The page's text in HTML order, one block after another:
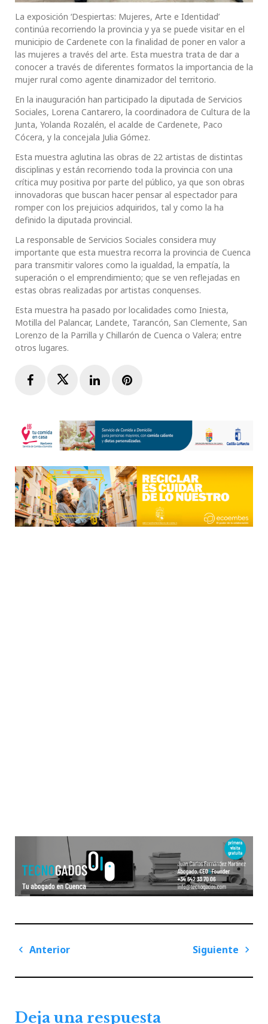
La exposición ‘Despiertas: Mujeres, Arte e Identidad’
continúa recorriendo la provincia y ya se puede visitar en el
municipio de Cardenete con la finalidad de poner en valor a
las mujeres a través del arte. Esta muestra trata de dar a
conocer a través de diferentes formatos la importancia de la
mujer rural como agente dinamizador del territorio.
En la inauguración han participado la diputada de Servicios
Sociales, Lorena Cantarero, la coordinadora de Cultura de la
Junta, Yolanda Rozalén, el acalde de Cardenete, Paco
Cócera, y la concejala Julia Gómez.
Esta muestra aglutina las obras de 22 artistas de distintas
disciplinas y están recorriendo toda la provincia con una
crítica muy positiva por parte del público, ya que son obras
innovadoras que buscan hacer pensar al espectador para
romper con los prejuicios adquiridos, tal y como la ha
definido la diputada provincial.
La responsable de Servicios Sociales considera muy
importante que esta muestra recorra la provincia de Cuenca
para transmitir valores como la igualdad, la empatía, la
superación o el emprendimiento; que se ven reflejadas en
estas obras realizadas por artistas conquenses.
Esta muestra ha pasado por localidades como Iniesta,
Motilla del Palancar, Landete, Tarancón, San Clemente, San
Lorenzo de la Parrilla y Chillarón de Cuenca o Valera; entre
otros lugares.
FacebookTwitterLinkedInPinterest
Navegación
entradas
Anterior
Siguiente
Deja una respuesta